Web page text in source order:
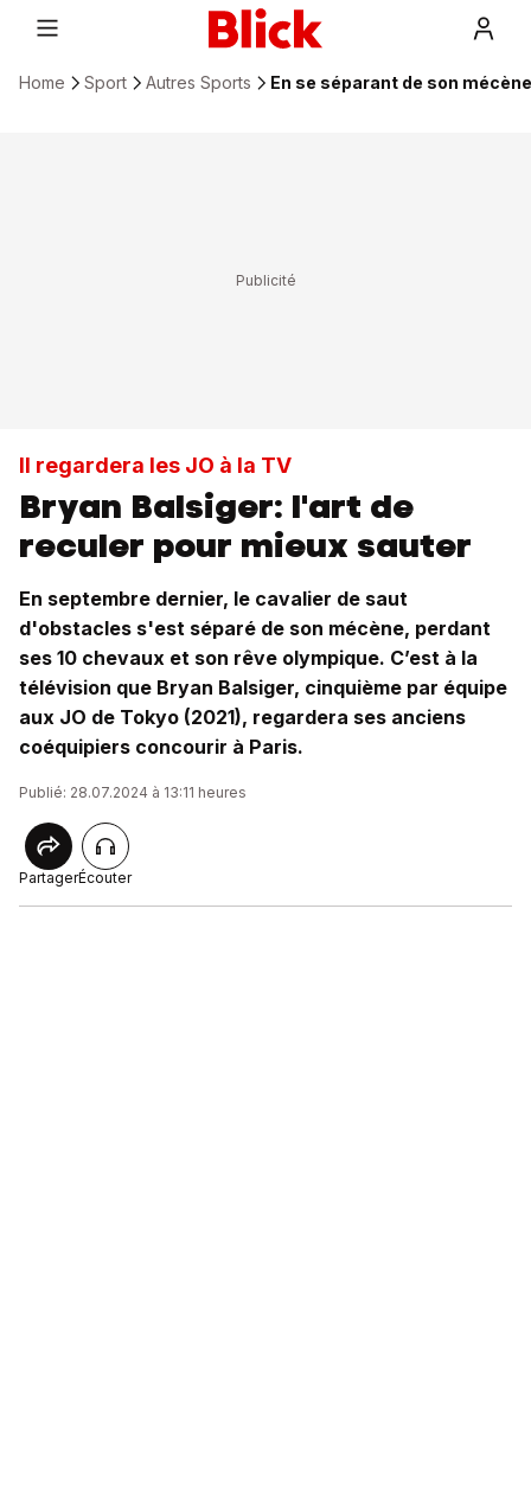
Home Sport Autres Sports En se séparant de son
Il regardera les JO à la TV
Bryan Balsiger: l'art de
reculer pour mieux sauter
En septembre dernier, le cavalier de saut
d'obstacles s'est séparé de son mécène, perdant
ses 10 chevaux et son rêve olympique. C’est à la
télévision que Bryan Balsiger, cinquième par équipe
aux JO de Tokyo (2021), regardera ses anciens
coéquipiers concourir à Paris.
Publié: 28.07.2024 à 13:11 heures
PartagerÉcouter